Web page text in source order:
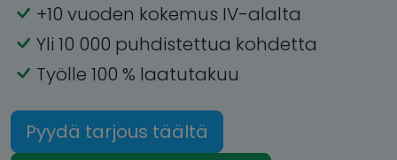
+10 vuoden kokemus IV-alalta
Yli 10 000 puhdistettua kohdetta
Työlle 100 % laatutakuu
Pyydä tarjous täältä